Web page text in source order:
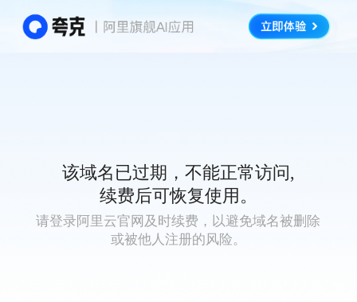
该域名已过期，不能正常访问,
续费后可恢复使用。
请登录阿里云官网及时续费，以避免域名被删除
或被他人注册的风险。